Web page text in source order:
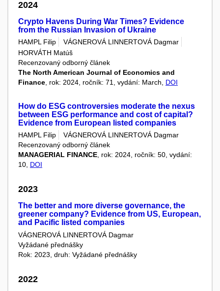
2024
Crypto Havens During War Times? Evidence
from the Russian Invasion of Ukraine
HAMPL Filip
VÁGNEROVÁ LINNERTOVÁ Dagmar
HORVÁTH Matúš
Recenzovaný odborný článek
The North American Journal of Economics and
Finance , rok: 2024, ročník: 71, vydání: March, DOI
How do ESG controversies moderate the nexus
between ESG performance and cost of capital?
Evidence from European listed companies
HAMPL Filip
VÁGNEROVÁ LINNERTOVÁ Dagmar
Recenzovaný odborný článek
MANAGERIAL FINANCE , rok: 2024, ročník: 50, vydání:
10, DOI
2023
The better and more diverse governance, the
greener company? Evidence from US, European,
and Pacific listed companies
VÁGNEROVÁ LINNERTOVÁ Dagmar
Vyžádané přednášky
Rok: 2023, druh: Vyžádané přednášky
2022